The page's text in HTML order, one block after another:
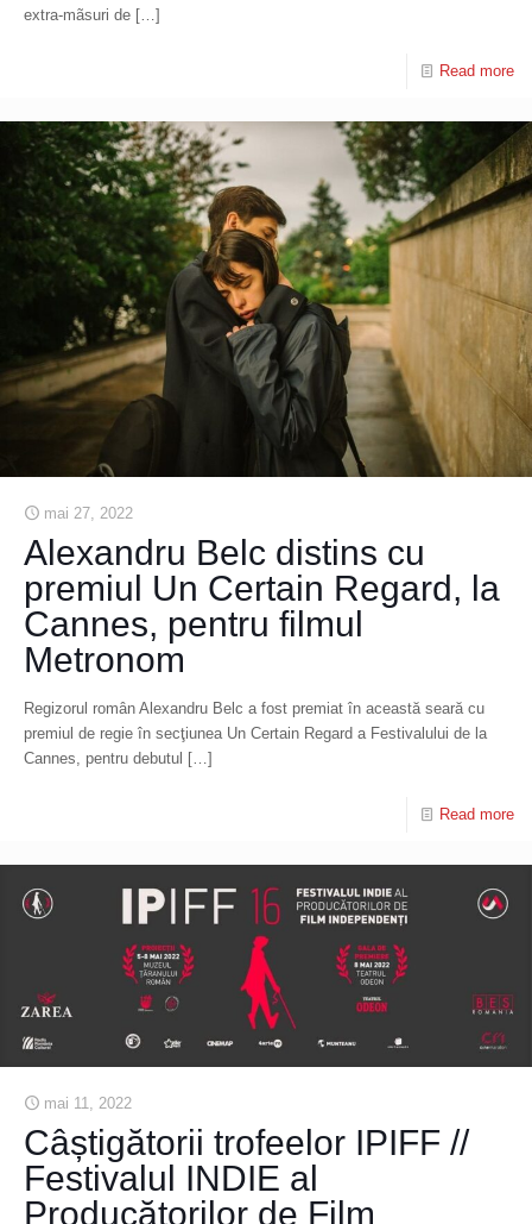
extra-mãsuri de […]
Read more
mai 27, 2022
Alexandru Belc distins cu
premiul Un Certain Regard, la
Cannes, pentru filmul
Metronom
Regizorul român Alexandru Belc a fost premiat în această seară cu
premiul de regie în secţiunea Un Certain Regard a Festivalului de la
Cannes, pentru debutul […]
Read more
mai 11, 2022
Câștigătorii trofeelor IPIFF //
Festivalul INDIE al
Producătorilor de Film